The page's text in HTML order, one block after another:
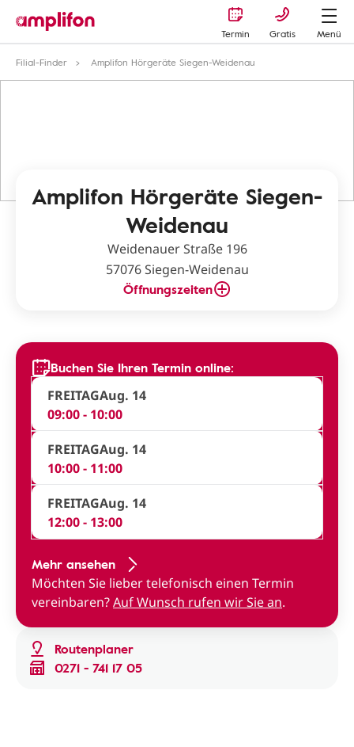
Termin Gratis
Menü
Filial-Finder
Amplifon Hörgeräte Siegen-Weidenau
Amplifon Hörgeräte Siegen-
Weidenau
Weidenauer Straße 196
57076 Siegen-Weidenau
Öffnungszeiten
Routenplaner
0271 - 741 17 05
Buchen Sie Ihren Termin online:
FREITAGAug. 14
09:00 - 10:00
FREITAGAug. 14
10:00 - 11:00
FREITAGAug. 14
12:00 - 13:00
Mehr ansehen
Möchten Sie lieber telefonisch einen Termin
vereinbaren?Auf Wunsch rufen wir Sie an.